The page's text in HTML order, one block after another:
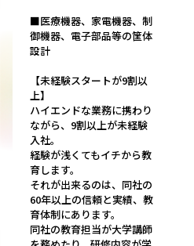
■医療機器、家電機器、制
御機器、電子部品等の筐体
設計
【未経験スタートが9割以
上】
ハイエンドな業務に携わり
ながら、9割以上が未経験
入社。
経験が浅くてもイチから教
育します。
それが出来るのは、同社の
60年以上の信頼と実績、教
育体制にあります。
同社の教育担当が大学講師